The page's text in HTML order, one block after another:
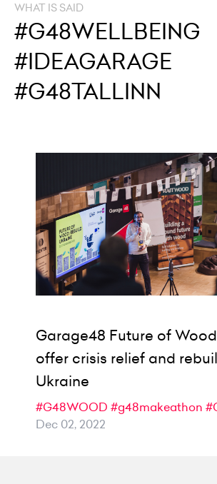
WHAT IS SAID
#G48WELLBEING
#IDEAGARAGE
#G48TALLINN
Garage48 Future of
offer crisis relief and
Ukraine
#G48WOOD #g48makeathon
Dec 02, 2022